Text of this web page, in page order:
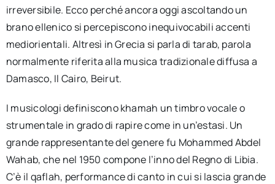
irreversibile. Ecco perché ancora oggi ascoltando un
brano ellenico si percepiscono inequivocabili accenti
mediorientali. Altresì in Grecia si parla di tarab, parola
normalmente riferita alla musica tradizionale diffusa a
Damasco, Il Cairo, Beirut.
I musicologi definiscono khamah un timbro vocale o
strumentale in grado di rapire come in un’estasi. Un
grande rappresentante del genere fu Mohammed Abdel
Wahab, che nel 1950 compone l’inno del Regno di Libia.
C’è il qaflah, performance di canto in cui si lascia grande